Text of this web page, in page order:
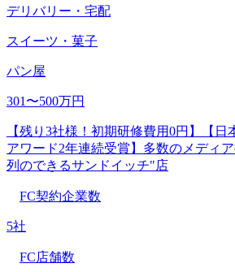
デリバリー・宅配
スイーツ・菓子
パン屋
301〜500万円
【残り3社様！初期研修費用0円】【⽇
アワード2年連続受賞】多数のメディ
列のできるサンドイッチ"店
FC契約企業数
5社
FC店舗数